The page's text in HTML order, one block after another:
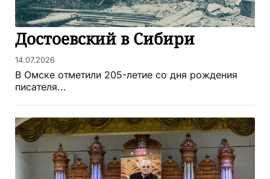
Достоевский в Сибири
14.07.2026
В Омске отметили 205-летие со дня рождения
писателя...